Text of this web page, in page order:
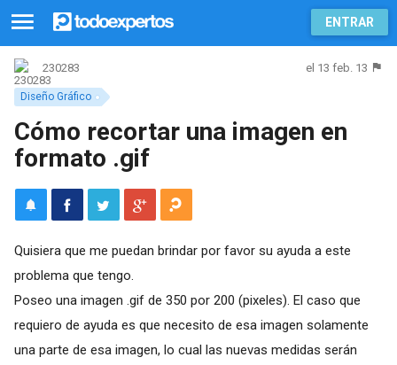
ENTRAR
Diseño Gráfico
230283 el 13 feb. 13
Cómo recortar una imagen en
formato .gif
Quisiera que me puedan brindar por favor su ayuda a este
problema que tengo.
Poseo una imagen .gif de 350 por 200 (pixeles). El caso que
requiero de ayuda es que necesito de esa imagen solamente
una parte de esa imagen, lo cual las nuevas medidas serán